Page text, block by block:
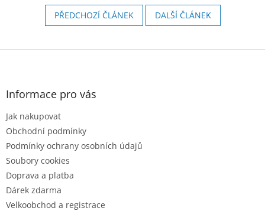
PŘEDCHOZÍ ČLÁNEK DALŠÍ ČLÁNEK
Z
Informace pro vás
Jak nakupovat
Obchodní podmínky
Podmínky ochrany osobních údajů
Soubory cookies
Doprava a platba
Dárek zdarma
Velkoobchod a registrace